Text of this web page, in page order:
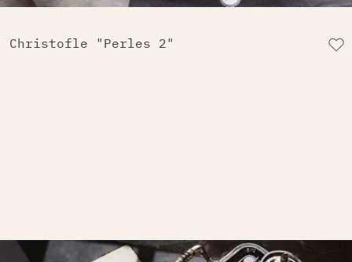
Christofle "Perles 2"